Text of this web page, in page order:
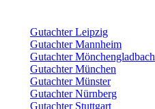
Gutachter Leipzig
Gutachter Mannheim
Gutachter Mönchengladbach
Gutachter München
Gutachter Münster
Gutachter Nürnberg
Gutachter Stuttgart